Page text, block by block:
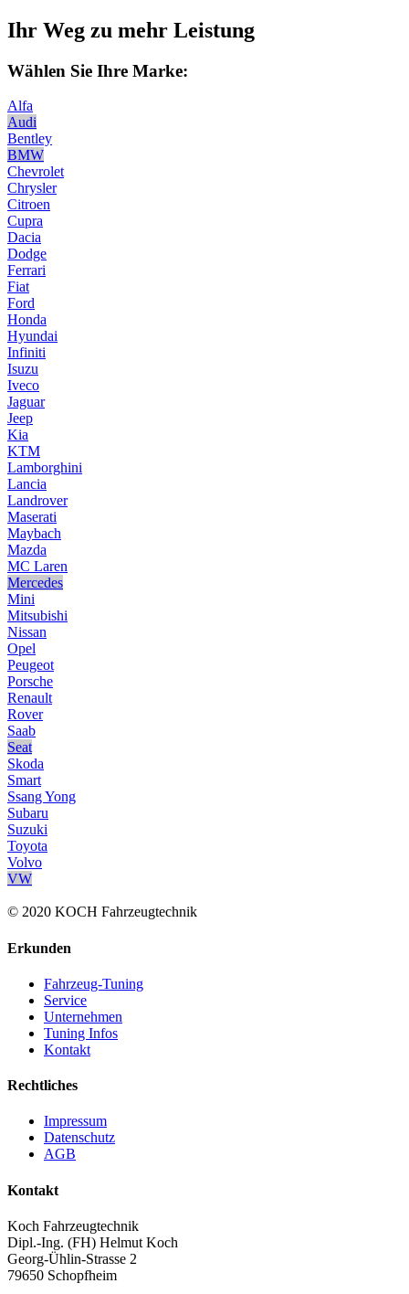
Ihr Weg zu mehr Leistung
Wählen Sie Ihre Marke:
Alfa
Audi
Bentley
BMW
Chevrolet
Chrysler
Citroen
Cupra
Dacia
Dodge
Ferrari
Fiat
Ford
Honda
Hyundai
Infiniti
Isuzu
Iveco
Jaguar
Jeep
Kia
KTM
Lamborghini
Lancia
Landrover
Maserati
Maybach
Mazda
MC Laren
Mercedes
Mini
Mitsubishi
Nissan
Opel
Peugeot
Porsche
Renault
Rover
Saab
Seat
Skoda
Smart
Ssang Yong
Subaru
Suzuki
Toyota
Volvo
VW
© 2020 KOCH Fahrzeugtechnik
Erkunden
Fahrzeug-Tuning
Service
Unternehmen
Tuning Infos
Kontakt
Rechtliches
Impressum
Datenschutz
AGB
Kontakt
Koch Fahrzeugtechnik
Dipl.-Ing. (FH) Helmut Koch
Georg-Ühlin-Strasse 2
79650 Schopfheim